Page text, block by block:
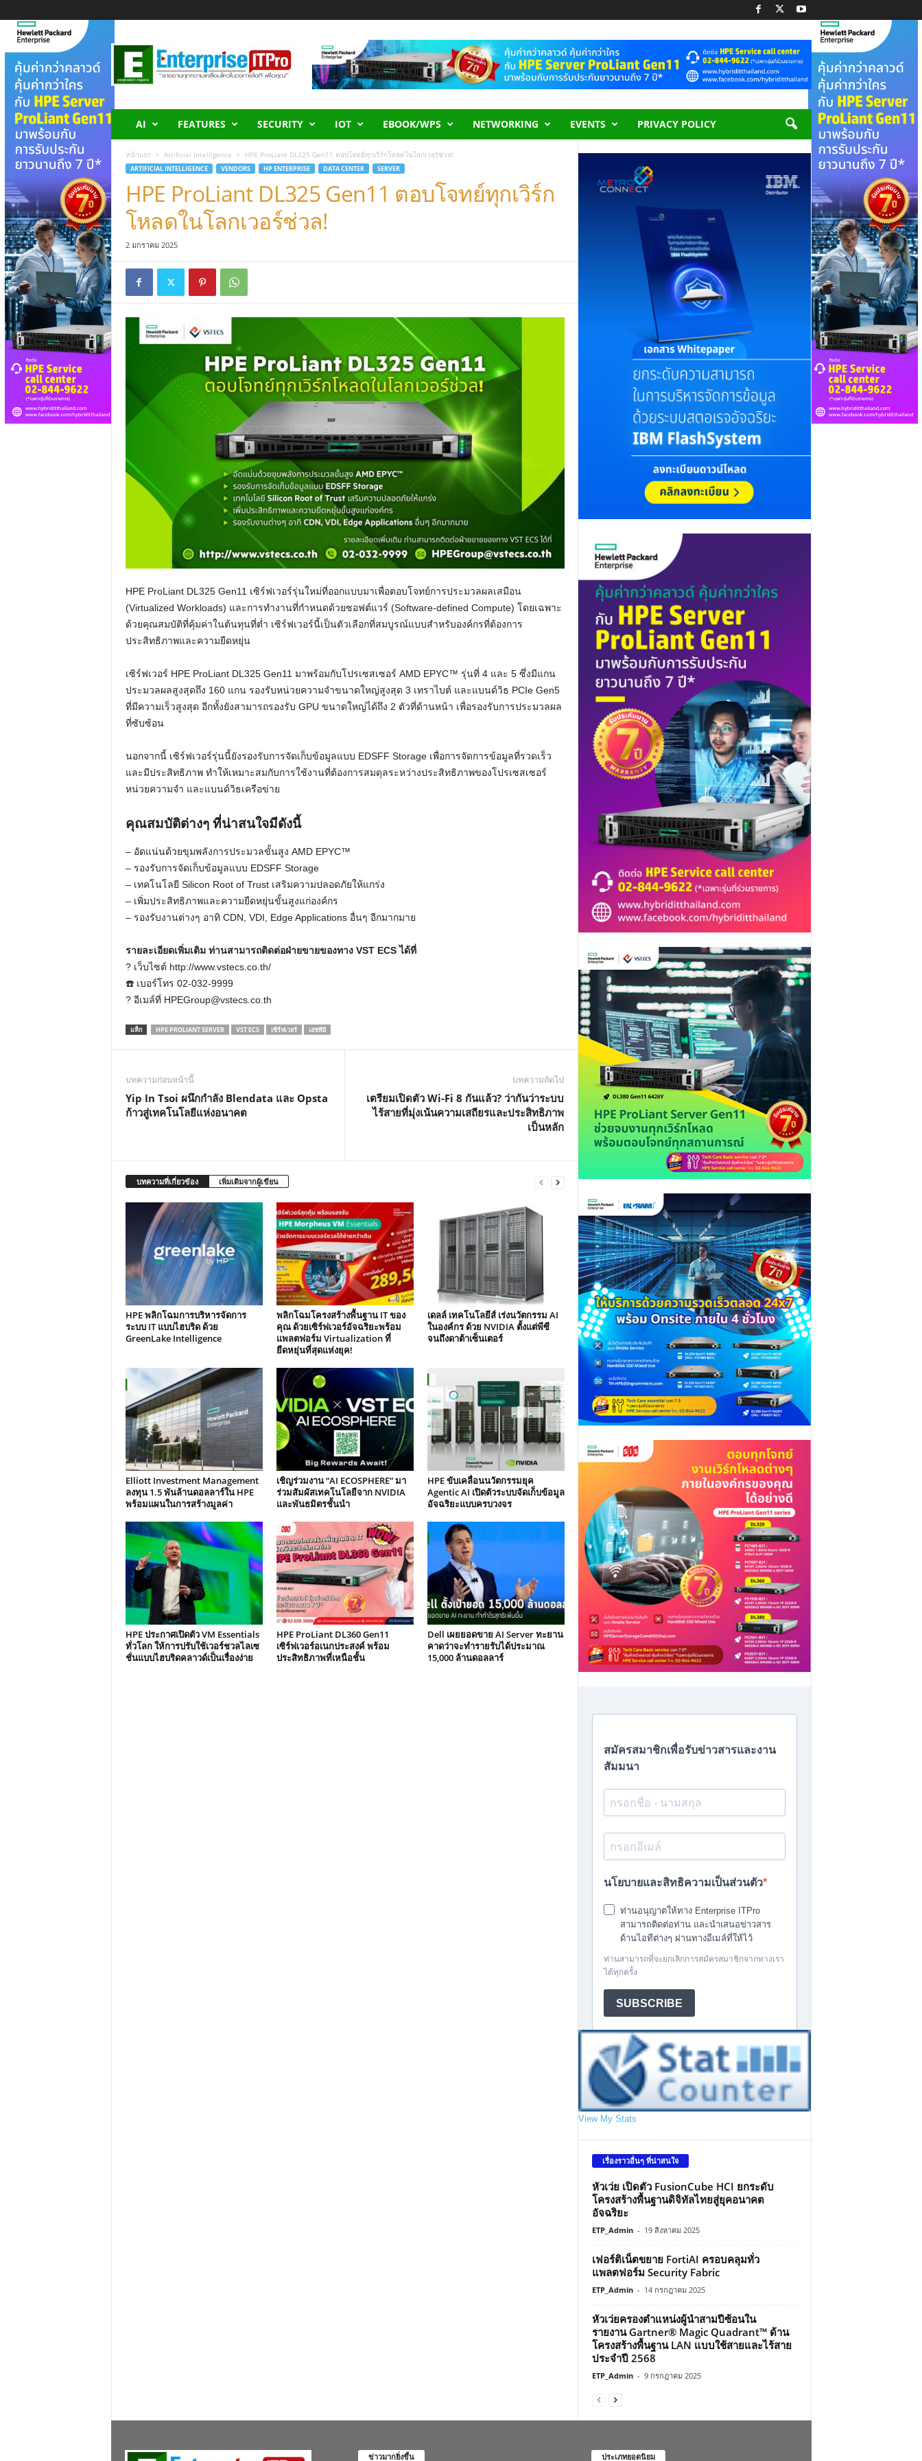
n
T
P
r
o
AI FEATURES SECURITY IOT EBOOK/WPS NETWORKING EVENTS PRIVACY POLICY
หน้าแรก Artificial Intelligence HPE ProLiant DL325 Gen11 ตอบโจทย์ทุกเวิร์กโหลดในโลกเวอร์ช่วล!
ARTIFICIAL INTELLIGENCE VENDORS HP ENTERPRISE DATA CENTER SERVER
HPE ProLiant DL325 Gen11 ตอบโจทย์ทุกเวิร์ก
โหลดในโลกเวอร์ช่วล!
2 มกราคม 2025
HPE ProLiant DL325 Gen11 เซิร์ฟเวอร์รุ่นใหม่ที่ออกแบบมาเพื่อตอบโจทย์การประมวลผลเสมือน
(Virtualized Workloads) และการทำงานที่กำหนดด้วยซอฟต์แวร์ (Software-defined Compute) โดยเฉพาะ
ด้วยคุณสมบัติที่คุ้มค่าในต้นทุนที่ต่ำ เซิร์ฟเวอร์นี้เป็นตัวเลือกที่สมบูรณ์แบบสำหรับองค์กรที่ต้องการ
ประสิทธิภาพและความยืดหยุ่น
เซิร์ฟเวอร์ HPE ProLiant DL325 Gen11 มาพร้อมกับโปรเซสเซอร์ AMD EPYC™ รุ่นที่ 4 และ 5 ซึ่งมีแกน
ประมวลผลสูงสุดถึง 160 แกน รองรับหน่วยความจำขนาดใหญ่สูงสุด 3 เทราไบต์ และแบนด์วิธ PCIe Gen5
ที่มีความเร็วสูงสุด อีกทั้งยังสามารถรองรับ GPU ขนาดใหญ่ได้ถึง 2 ตัวที่ด้านหน้า เพื่อรองรับการประมวลผล
ที่ซับซ้อน
นอกจากนี้ เซิร์ฟเวอร์รุ่นนี้ยังรองรับการจัดเก็บข้อมูลแบบ EDSFF Storage เพื่อการจัดการข้อมูลที่รวดเร็ว
และมีประสิทธิภาพ ทำให้เหมาะสมกับการใช้งานที่ต้องการสมดุลระหว่างประสิทธิภาพของโปรเซสเซอร์
หน่วยความจำ และแบนด์วิธเครือข่าย
คุณสมบัติต่างๆ ที่น่าสนใจมีดังนี้
– อัดแน่นด้วยขุมพลังการประมวลขั้นสูง AMD EPYC™
– รองรับการจัดเก็บข้อมูลแบบ EDSFF Storage
– เทคโนโลยี Silicon Root of Trust เสริมความปลอดภัยให้แกร่ง
– เพิ่มประสิทธิภาพและความยืดหยุ่นขั้นสูงแก่องค์กร
– รองรับงานต่างๆ อาทิ CDN, VDI, Edge Applications อื่นๆ อีกมากมาย
รายละเอียดเพิ่มเติม ท่านสามารถติดต่อฝ่ายขายของทาง VST ECS ได้ที่
? เว็บไซต์ http://www.vstecs.co.th/
☎️ เบอร์โทร​ 02-032-9999
? อีเมล์ที่ HPEGroup@vstecs.co.th
แท็ก HPE PROLIANT SERVER VST ECS เซิร์ฟเวอร์ เอชพีอี
บทความก่อนหน้านี้
Yip In Tsoi ผนึกกำลัง Blendata และ Opsta
ก้าวสู่เทคโนโลยีแห่งอนาคต
บทความถัดไป
เตรียมเปิดตัว Wi-Fi 8 กันแล้ว? ว่ากันว่าระบบ
ไร้สายที่มุ่งเน้นความเสถียรและประสิทธิภาพ
เป็นหลัก
บทความที่เกี่ยวข้อง เพิ่มเติมจากผู้เขียน
HPE พลิกโฉมการบริหารจัดการ
ระบบ IT แบบไฮบริด ด้วย
GreenLake Intelligence
พลิกโฉมโครงสร้างพื้นฐาน IT ของ
คุณ ด้วยเซิร์ฟเวอร์อัจฉริยะพร้อม
แพลตฟอร์ม Virtualization ที่
ยืดหยุ่นที่สุดแห่งยุค!
เดลล์ เทคโนโลยีส์ เร่งนวัตกรรม AI
ในองค์กร ด้วย NVIDIA ตั้งแต่พีซี
จนถึงดาต้าเซ็นเตอร์
Elliott Investment Management
ลงทุน 1.5 พันล้านดอลลาร์ใน HPE
พร้อมแผนในการสร้างมูลค่า
เชิญร่วมงาน “AI ECOSPHERE” มา
ร่วมสัมผัสเทคโนโลยีจาก NVIDIA
และพันธมิตรชั้นนำ
HPE ขับเคลื่อนนวัตกรรมยุค
Agentic AI เปิดตัวระบบจัดเก็บข้อมูล
อัจฉริยะแบบครบวงจร
HPE ประกาศเปิดตัว VM Essentials
ทั่วโลก ให้การปรับใช้เวอร์ชวลไลเซ
ชั่นแบบไฮบริดคลาวด์เป็นเรื่องง่าย
HPE ProLiant DL360 Gen11
เซิร์ฟเวอร์อเนกประสงค์ พร้อม
ประสิทธิภาพที่เหนือชั้น
Dell เผยยอดขาย AI Server ทะยาน
คาดว่าจะทำรายรับได้ประมาณ
15,000 ล้านดอลลาร์
View My Stats
เรื่องราวอื่นๆ ที่น่าสนใจ
หัวเว่ย เปิดตัว FusionCube HCI ยกระดับ
โครงสร้างพื้นฐานดิจิทัลไทยสู่ยุคอนาคต
อัจฉริยะ
ETP_Admin - 19 สิงหาคม 2025
เฟอร์ติเน็ตขยาย FortiAI ครอบคลุมทั่ว
แพลตฟอร์ม Security Fabric
ETP_Admin - 14 กรกฎาคม 2025
หัวเว่ยครองตำแหน่งผู้นำสามปีซ้อนใน
รายงาน Gartner® Magic Quadrant™ ด้าน
โครงสร้างพื้นฐาน LAN แบบใช้สายและไร้สาย
ประจำปี 2568
ETP_Admin - 9 กรกฎาคม 2025
ข่าวมากยิ่งขึ้น ประเภทยอดนิยม